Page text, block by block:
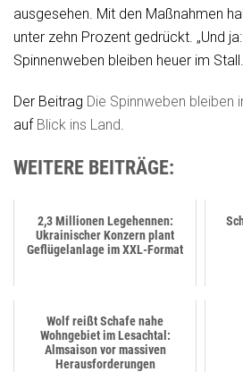
ausgesehen. Mit den Maßnahmen
unter zehn Prozent gedrückt. „Und
Spinnenweben bleiben heuer im
Der Beitrag Die Spinnweben bleiben
auf Blick ins Land
WEITERE BEITRÄGE:
2,3 Millionen Legehennen:
Ukrainischer Konzern plant
Geflügelanlage im XXL-Format
Wolf reißt Schafe nahe
Wohngebiet im Lesachtal:
Almsaison vor massiven
Herausforderungen